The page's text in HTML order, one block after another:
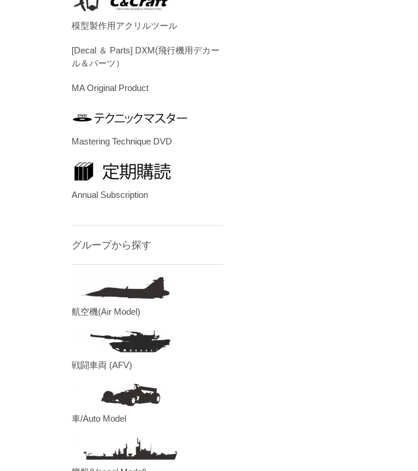
模型製作用アクリルツール
[Decal ＆ Parts] DXM(飛行機用デカー
ル＆パーツ）
MA Original Product
Mastering Technique DVD
Annual Subscription
グループから探す
航空機(Air Model)
戦闘車両 (AFV)
車/Auto Model